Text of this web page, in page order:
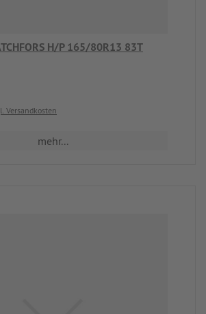
H/P 165/80R13 83T
Versandkosten
mehr...